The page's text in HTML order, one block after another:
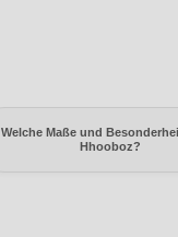
Welche Maße und
Hhooboz?